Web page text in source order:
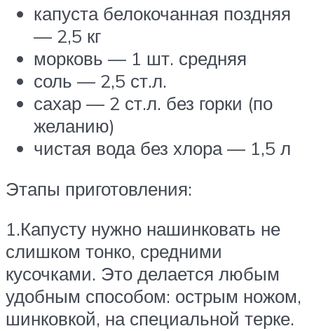
капуста белокочанная поздняя
— 2,5 кг
морковь — 1 шт. средняя
соль — 2,5 ст.л.
сахар — 2 ст.л. без горки (по
желанию)
чистая вода без хлора — 1,5 л
Этапы приготовления:
1.Капусту нужно нашинковать не
слишком тонко, средними
кусочками. Это делается любым
удобным способом: острым ножом,
шинковкой, на специальной терке.